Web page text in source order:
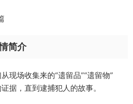
简介
现场收集来的“遗留品”“遗留物”
据，直到逮捕犯人的故事。